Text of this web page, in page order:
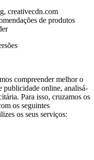
creativecdn.com
de produtos
compreender melhor o
publicidade online, analisá-
Para isso, cruzamos os
os seguintes
os seus serviços: